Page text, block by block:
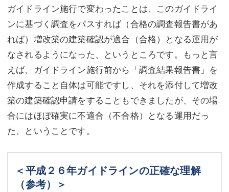
ガイドライン施行で変わったことは、このガイドライ
ンに基づく調査をパスすれば（合格の調査報告書があ
れば）増改築の建築確認が適合（合格）となる運用が
なされるようになった、というところです。もっと言
えば、ガイドライン施行前から「調査結果報告書」を
作成すること自体は可能ですし、それを添付して増改
築の建築確認申請をすることもできましたが、その場
合にはほぼ確実に不適合（不合格）となる運用だっ
た、ということです。
＜平成２６年ガイドラインの正確な理解
（参考）＞